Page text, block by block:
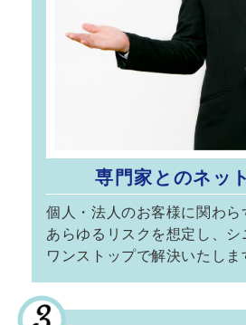
専門家とのネッ
個人・法人のお客様に関わら
あらゆるリスクを想定し、シ
ワンストップで解決いたしま